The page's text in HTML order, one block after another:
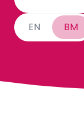
EN BM